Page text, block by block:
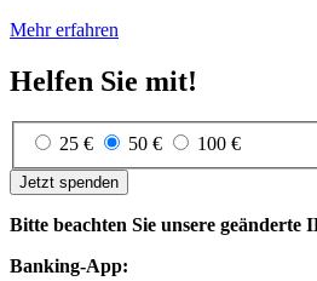
Mehr erfahren
Helfen Sie mit!
25 € 50 € 100 €
Jetzt spenden
Bitte beachten Sie unsere geänderte
Banking-App: